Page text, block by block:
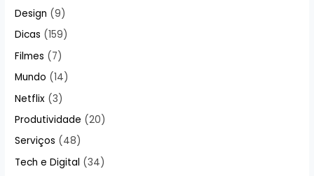
Design (9)
Dicas (159)
Filmes (7)
Mundo (14)
Netflix (3)
Produtividade (20)
Serviços (48)
Tech e Digital (34)